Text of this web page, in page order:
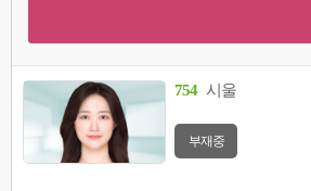
754 시울
부재중